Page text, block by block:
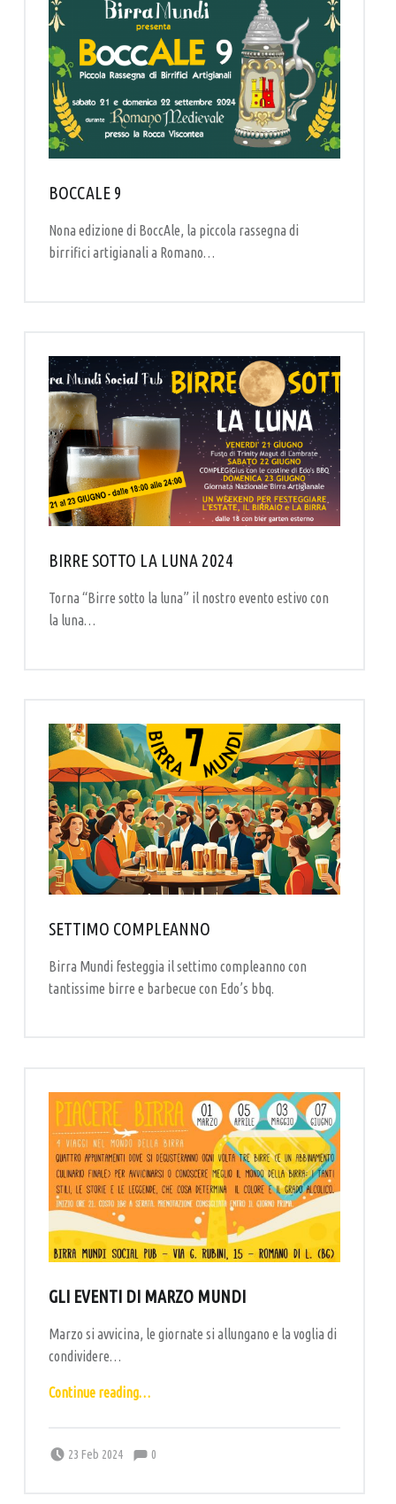
BOCCALE 9
Nona edizione di BoccAle, la piccola rassegna di
birrifici artigianali a Romano…
BIRRE SOTTO LA LUNA 2024
Torna “Birre sotto la luna” il nostro evento estivo con
la luna…
SETTIMO COMPLEANNO
Birra Mundi festeggia il settimo compleanno con
tantissime birre e barbecue con Edo’s bbq.
GLI EVENTI DI MARZO MUNDI
Marzo si avvicina, le giornate si allungano e la voglia di
condividere…
Continue reading…
23 Feb 2024
labottega Comments:0